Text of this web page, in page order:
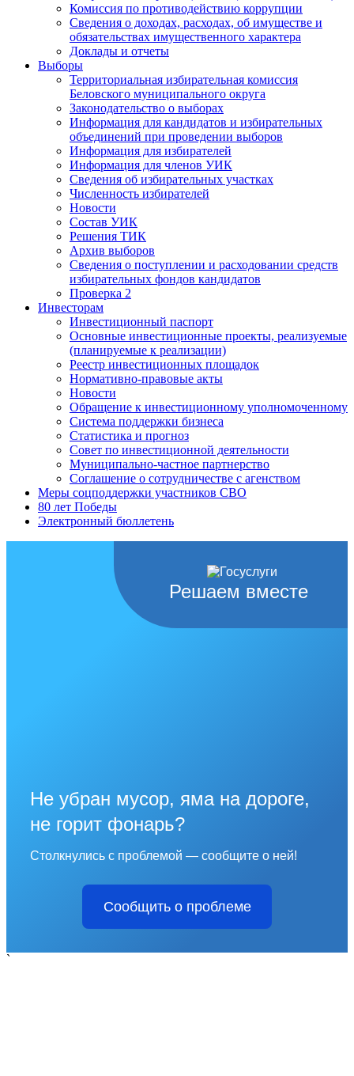
Комиссия по противодействию коррупции
Сведения о доходах, расходах, об имуществе и
обязательствах имущественного характера
Доклады и отчеты
Выборы
Территориальная избирательная комиссия
Беловского муниципального округа
Законодательство о выборах
Информация для кандидатов и избирательных
объединений при проведении выборов
Информация для избирателей
Информация для членов УИК
Сведения об избирательных участках
Численность избирателей
Новости
Состав УИК
Решения ТИК
Архив выборов
Сведения о поступлении и расходовании средств
избирательных фондов кандидатов
Проверка 2
Инвесторам
Инвестиционный паспорт
Основные инвестиционные проекты, реализуемые
(планируемые к реализации)
Реестр инвестиционных площадок
Нормативно-правовые акты
Новости
Обращение к инвестиционному уполномоченному
Система поддержки бизнеса
Статистика и прогноз
Совет по инвестиционной деятельности
Муниципально-частное партнерство
Соглашение о сотрудничестве с агенством
Меры соцподдержки участников СВО
80 лет Победы
Электронный бюллетень
Решаем вместе
Не убран мусор, яма на дороге,
не горит фонарь?
Столкнулись с проблемой — сообщите о ней!
Сообщить о проблеме
`